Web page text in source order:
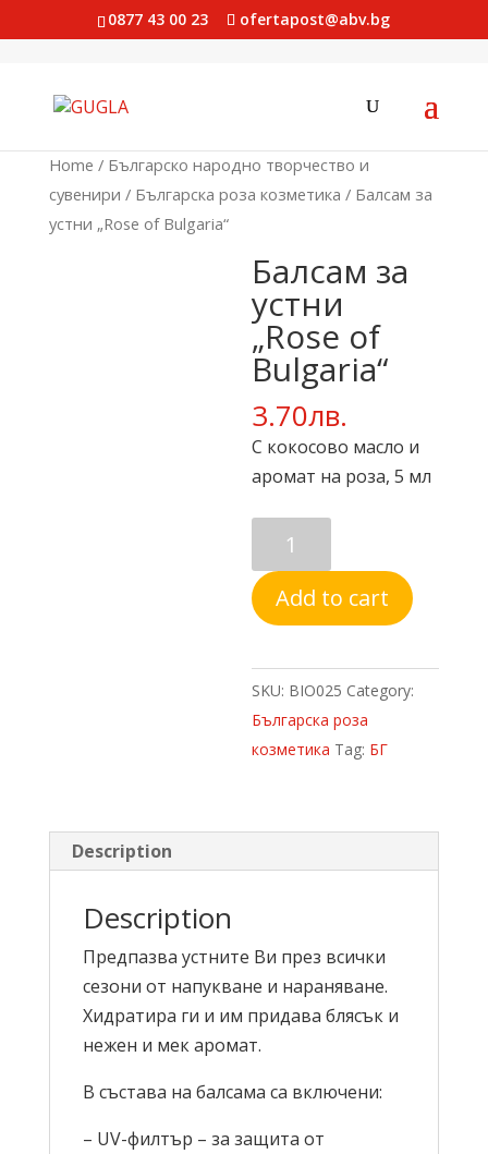
0877 43 00 23 ofertapost@abv.bg
Home / Българско народно творчество и
сувенири / Българска роза козметика / Балсам за
устни „Rose of Bulgaria“
Балсам за
устни
„Rose of
Bulgaria“
3.70лв.
С кокосово масло и
аромат на роза, 5 мл
устни
"Rose
Add to cart
SKU: BIO025 Category:
Българска роза
козметика Tag: БГ
Description
Description
Предпазва устните Ви през всички
сезони от напукване и нараняване.
Хидратира ги и им придава блясък и
нежен и мек аромат.
В състава на балсама са включени:
– UV-филтър – за защита от